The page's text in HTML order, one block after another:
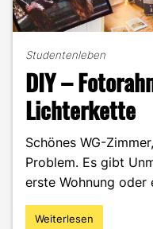
Studentenleben
DIY –
Lichterkette
Schönes WG-
Problem. Es gibt
erste Wohnung oder
"DIY
Weiterlesen